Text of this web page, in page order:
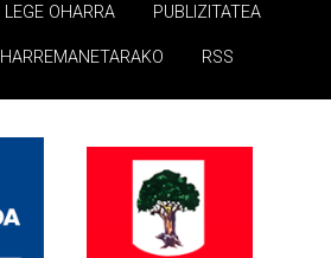
LEGE OHARRA PUBLIZITATEA
HARREMANETARAKO RSS